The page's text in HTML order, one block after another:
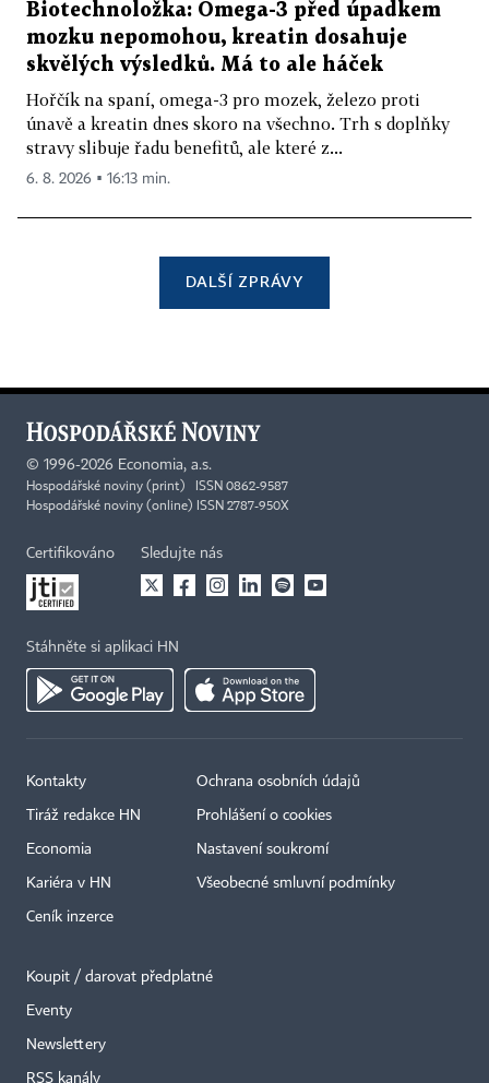
Biotechnoložka: Omega-3 před úpadkem
mozku nepomohou, kreatin dosahuje
skvělých výsledků. Má to ale háček
Hořčík na spaní, omega-3 pro mozek, železo proti
únavě a kreatin dnes skoro na všechno. Trh s doplňky
stravy slibuje řadu benefitů, ale které z...
6. 8. 2026 ▪ 16:13 min.
DALŠÍ ZPRÁVY
© 1996-2026 Economia, a.s.
Hospodářské noviny (print) ISSN 0862-9587
Hospodářské noviny (online) ISSN 2787-950X
Certifikováno Sledujte nás
Stáhněte si aplikaci HN
Kontakty
Tiráž redakce HN
Economia
Kariéra v HN
Ceník inzerce
Ochrana osobních údajů
Prohlášení o cookies
Nastavení soukromí
Všeobecné smluvní podmínky
Koupit / darovat předplatné
Eventy
Newslettery
RSS kanály